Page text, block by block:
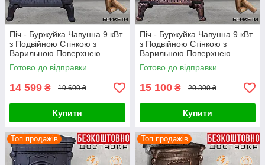
Піч - Буржуйка Чавунна 9 кВт
з Подвійною Стінкою з
Варильною Поверхнею
Камін Bonro Black Вугілля
Дрова Брикети
Готово до відправки
14 599 ₴ 19 600 ₴
Купити
Піч - Буржуйка Чавунна 9 кВт
з Подвійною Стінкою з
Варильною Поверхнею
Камін Bonro Gold Вугілля
Дрова Брикети
Готово до відправки
15 100 ₴ 20 300 ₴
Купити
Топ продажів Топ продажів